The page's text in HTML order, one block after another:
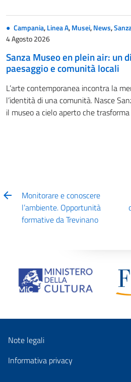
Campania,Linea A,Musei,News,
4 Agosto 2026
Sanza Museo en plein air: un
paesaggio e comunità locali
L’arte contemporanea incontra la
l’identità di una comunità. Nasce
il museo a cielo aperto che
Monitorare e conoscere
l’ambiente. Opportunità
formative da Trevinano
Note legali
Informativa privacy